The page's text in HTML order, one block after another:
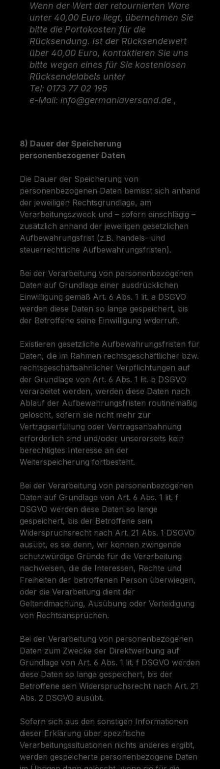
Wenn der Wert der retournierten Ware
unter 40,00 Euro liegt, übernehmen Sie
bitte die Portokosten für die
Rücksendung. Ist der Rücksendewert
über 40,00 Euro, kontaktieren Sie uns
bitte wegen eines für Sie kostenlosen
Rücksendelabels unter
Tel: 0173 77 02 195
e-Mail: info@germaniaversand.de ,
8) Dauer der Speicherung
personenbezogener Daten
Die Dauer der Speicherung von
personenbezogenen Daten bemisst sich anhand
der jeweiligen Rechtsgrundlage, am
Verarbeitungszweck und – sofern einschlägig –
zusätzlich anhand der jeweiligen gesetzlichen
Aufbewahrungsfrist (z.B. handels- und
steuerrechtliche Aufbewahrungsfristen).
Bei der Verarbeitung von personenbezogenen
Daten auf Grundlage einer ausdrücklichen
Einwilligung gemäß Art. 6 Abs. 1 lit. a DSGVO
werden diese Daten so lange gespeichert, bis
der Betroffene seine Einwilligung widerruft.
Existieren gesetzliche Aufbewahrungsfristen für
Daten, die im Rahmen rechtsgeschäftlicher bzw.
rechtsgeschäftsähnlicher Verpflichtungen auf
der Grundlage von Art. 6 Abs. 1 lit. b DSGVO
verarbeitet werden, werden diese Daten nach
Ablauf der Aufbewahrungsfristen routinemäßig
gelöscht, sofern sie nicht mehr zur
Vertragserfüllung oder Vertragsanbahnung
erforderlich sind und/oder unsererseits kein
berechtigtes Interesse an der
Weiterspeicherung fortbesteht.
Bei der Verarbeitung von personenbezogenen
Daten auf Grundlage von Art. 6 Abs. 1 lit. f
DSGVO werden diese Daten so lange
gespeichert, bis der Betroffene sein
Widerspruchsrecht nach Art. 21 Abs. 1 DSGVO
ausübt, es sei denn, wir können zwingende
schutzwürdige Gründe für die Verarbeitung
nachweisen, die die Interessen, Rechte und
Freiheiten der betroffenen Person überwiegen,
oder die Verarbeitung dient der
Geltendmachung, Ausübung oder Verteidigung
von Rechtsansprüchen.
Bei der Verarbeitung von personenbezogenen
Daten zum Zwecke der Direktwerbung auf
Grundlage von Art. 6 Abs. 1 lit. f DSGVO werden
diese Daten so lange gespeichert, bis der
Betroffene sein Widerspruchsrecht nach Art. 21
Abs. 2 DSGVO ausübt.
Sofern sich aus den sonstigen Informationen
dieser Erklärung über spezifische
Verarbeitungssituationen nichts anderes ergibt,
werden gespeicherte personenbezogene Daten